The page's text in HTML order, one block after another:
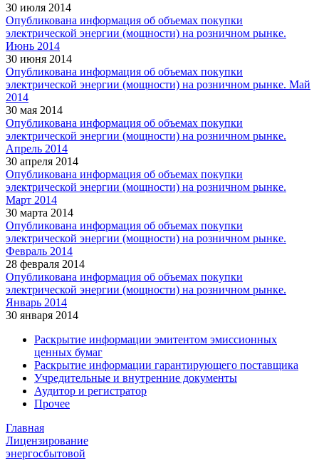
30 июля 2014
Опубликована информация об объемах покупки
электрической энергии (мощности) на розничном рынке.
Июнь 2014
30 июня 2014
Опубликована информация об объемах покупки
электрической энергии (мощности) на розничном рынке. Май
2014
30 мая 2014
Опубликована информация об объемах покупки
электрической энергии (мощности) на розничном рынке.
Апрель 2014
30 апреля 2014
Опубликована информация об объемах покупки
электрической энергии (мощности) на розничном рынке.
Март 2014
30 марта 2014
Опубликована информация об объемах покупки
электрической энергии (мощности) на розничном рынке.
Февраль 2014
28 февраля 2014
Опубликована информация об объемах покупки
электрической энергии (мощности) на розничном рынке.
Январь 2014
30 января 2014
Раскрытие информации эмитентом эмиссионных
ценных бумаг
Раскрытие информации гарантирующего поставщика
Учредительные и внутренние документы
Аудитор и регистратор
Прочее
Главная
Лицензирование
энергосбытовой